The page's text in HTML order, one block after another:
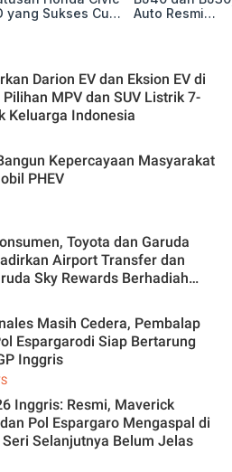
yang Sukses Curi
Auto Resmi
Darion EV dan Eksion EV di
MPV dan SUV Listrik 7-
Keluarga Indonesia
Kepercayaan Masyarakat
PHEV
Toyota dan Garuda
Airport Transfer dan
Sky Rewards Berhadiah
Masih Cedera, Pembalap
Espargarodi Siap Bertarung
Inggris
Inggris: Resmi, Maverick
Pol Espargaro Mengaspal di
Selanjutnya Belum Jelas